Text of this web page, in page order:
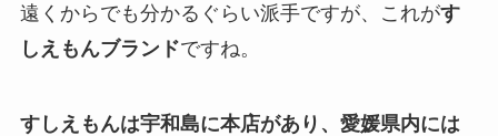
遠くからでも分かるぐらい派手ですが、これがす
しえもんブランドですね。
すしえもんは宇和島に本店があり、愛媛県内には